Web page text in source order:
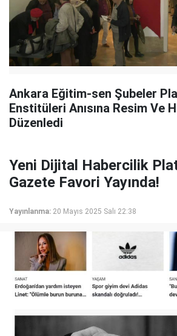
Ankara Eğitim-sen Şubeler
Enstitüleri Anısına Resim Ve
Düzenledi
Yeni Dijital Habercilik
Gazete Favori Yayında!
Yayınlanma: 20 Mayıs 2025 Salı 22:38